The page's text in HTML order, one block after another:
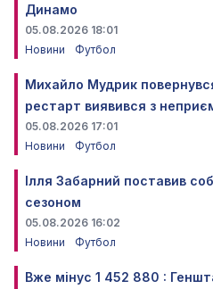
Динамо
05.08.2026 18:01
Новини
Футбол
Михайло Мудрик
рестарт виявився з
05.08.2026 17:01
Новини
Футбол
Ілля Забарний поставив
сезоном
05.08.2026 16:02
Новини
Футбол
Вже мінус 1 452 880 :